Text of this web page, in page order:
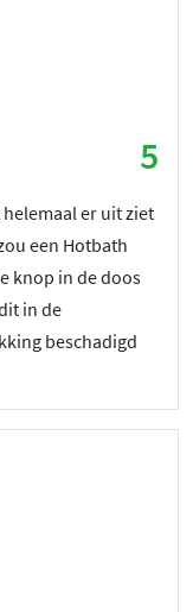
5
er uit ziet
een Hotbath
knop in de doos
in de
beschadigd